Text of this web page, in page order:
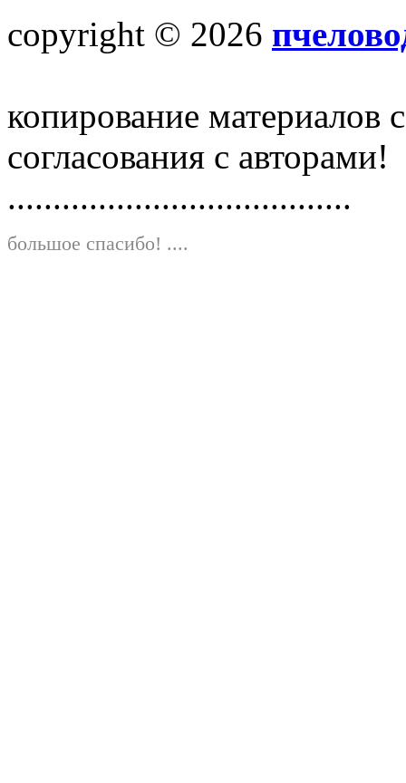
copyright © 2026
копирование материалов
согласования с авторами!
......................................
большое спасибо! ....